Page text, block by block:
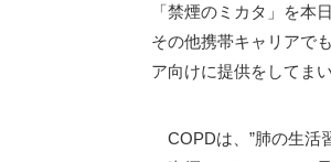
「禁煙のミカタ」を本
その他携帯キャリアで
ア向けに提供をしてまい
COPDは、”肺の生活